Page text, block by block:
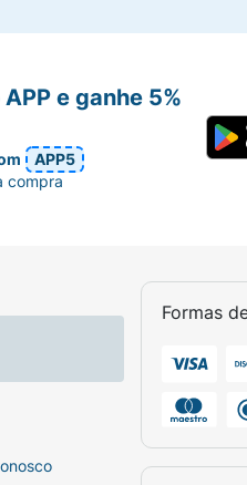
Formas
e ganhe 5%
APP5
compra